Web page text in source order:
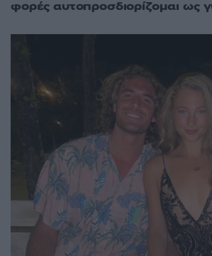
φορές αυτοπροσδιορίζομαι ως